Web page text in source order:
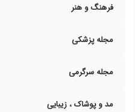
فرهنگ و هنر
مجله پزشکی
مجله سرگرمی
مد و پوشاک ، زیبایی